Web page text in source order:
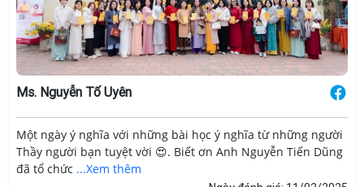
Ms. Nguyễn Tố Uyên
Một ngày ý nghĩa với những bài học ý nghĩa từ những người
Thầy người bạn tuyệt vời 😍. Biết ơn Anh Nguyễn Tiến Dũng
đã tổ chức ...Xem thêm